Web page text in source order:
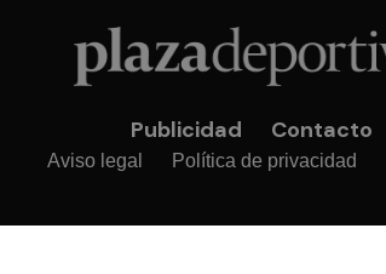
Publicidad Contacto
Aviso legal Política de privacidad